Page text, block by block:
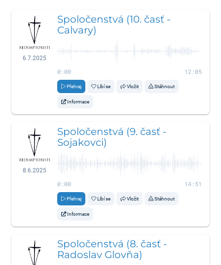
6.7.2025
Spoločenstvá (10. časť -
Calvary)
0:00 12:05
Přehraj Líbí se Vložit Stáhnout
Informace
8.6.2025
Spoločenstvá (9. časť -
Sojakovci)
0:00 14:51
Přehraj Líbí se Vložit Stáhnout
Informace
Spoločenstvá (8. časť -
Radoslav Glovňa)